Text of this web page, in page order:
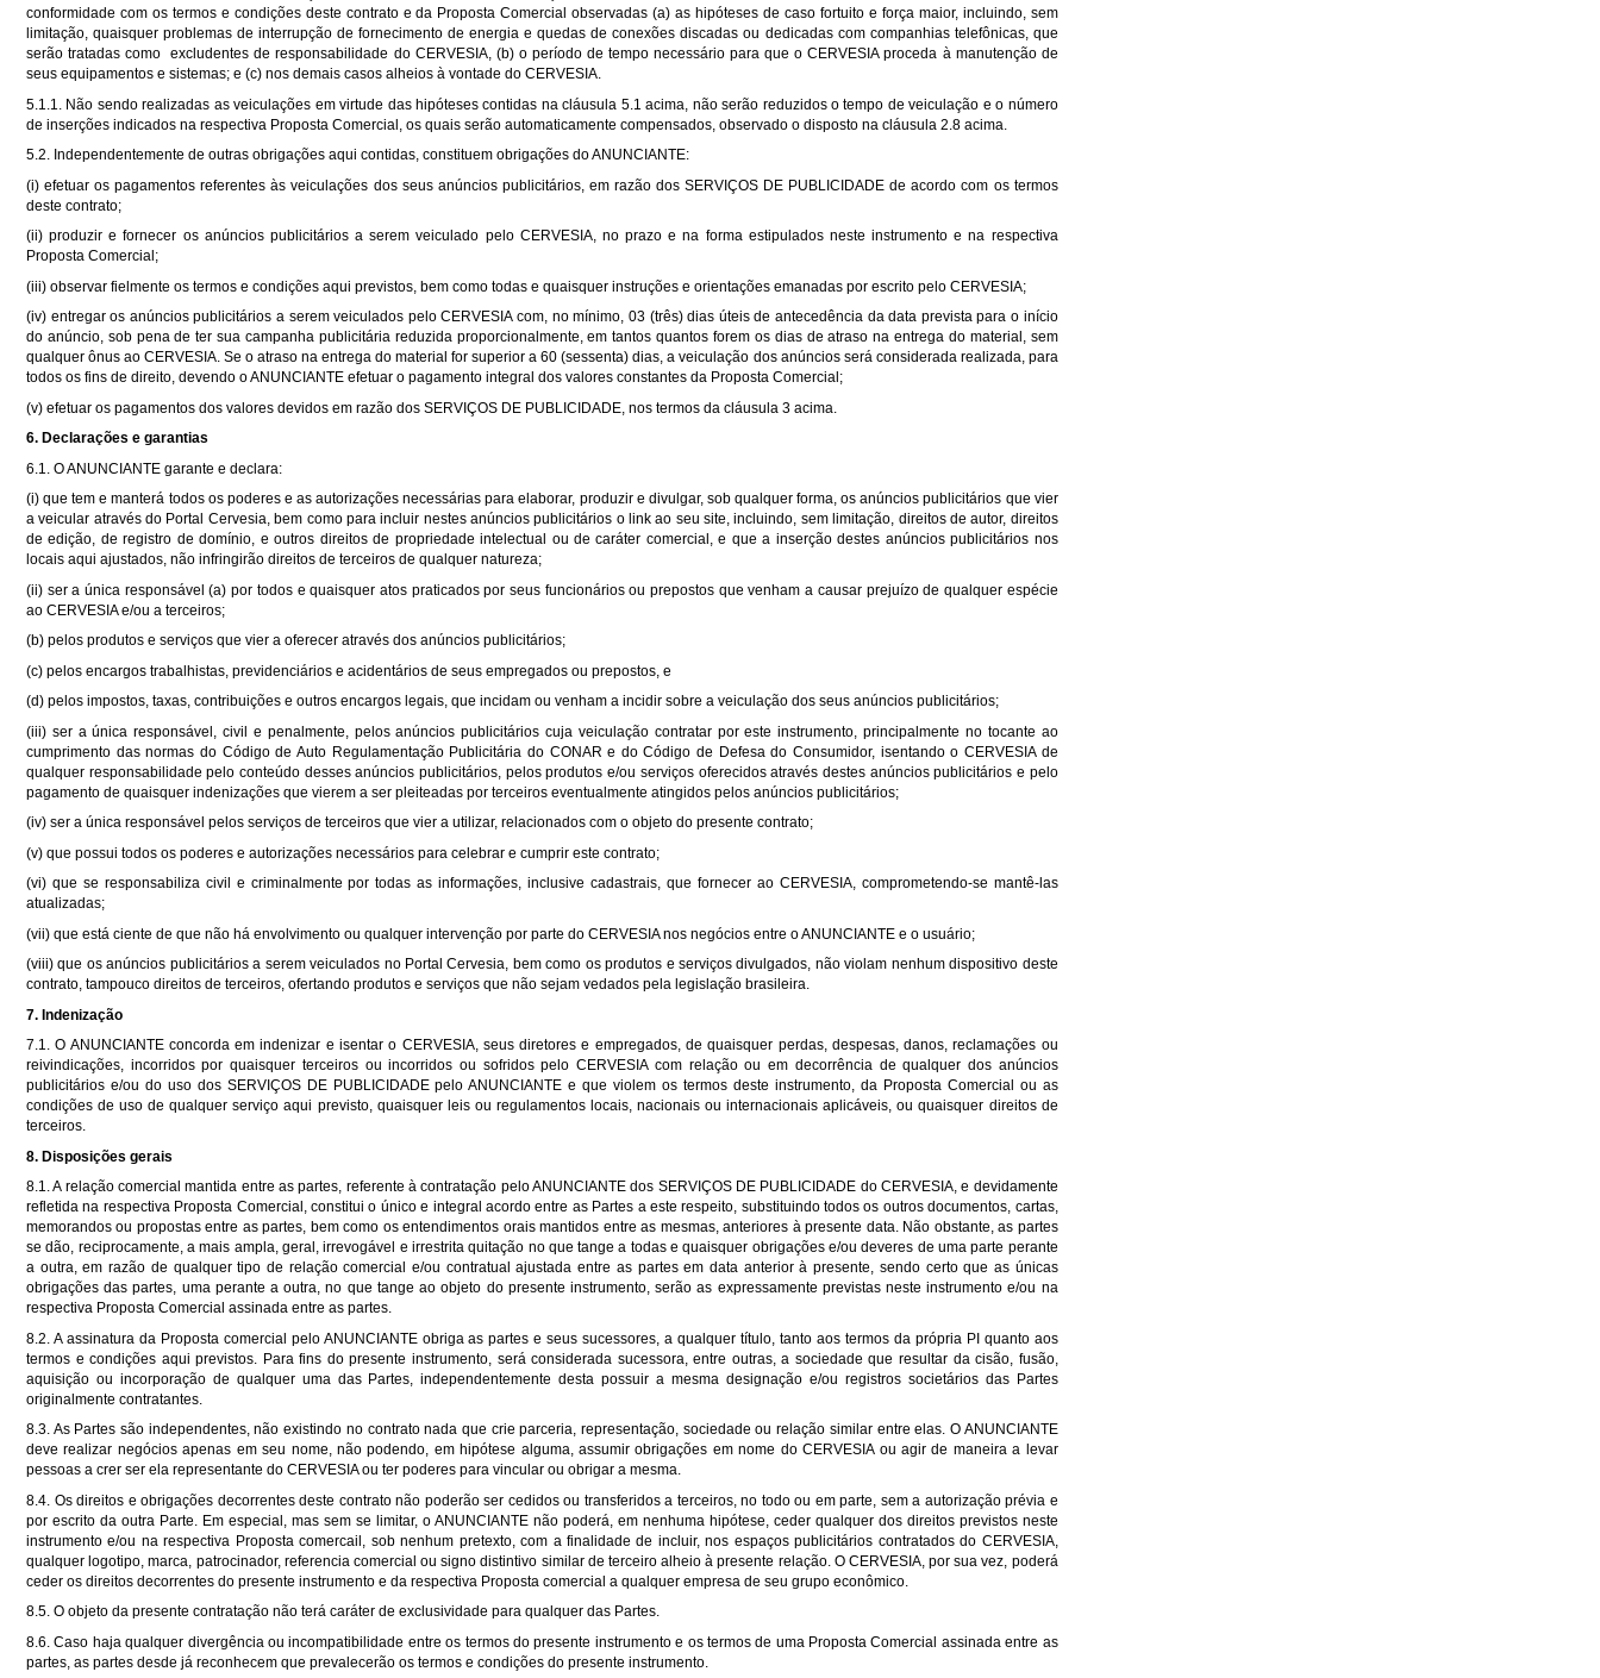
conformidade com os termos e condições deste contrato e da Proposta Comercial observadas (a) as hipóteses de caso fortuito e força maior, incluindo, sem
limitação, quaisquer problemas de interrupção de fornecimento de energia e quedas de conexões discadas ou dedicadas com companhias telefônicas, que
serão tratadas como excludentes de responsabilidade do CERVESIA, (b) o período de tempo necessário para que o CERVESIA proceda à manutenção de
seus equipamentos e sistemas; e (c) nos demais casos alheios à vontade do CERVESIA.
5.1.1. Não sendo realizadas as veiculações em virtude das hipóteses contidas na cláusula 5.1 acima, não serão reduzidos o tempo de veiculação e o número
de inserções indicados na respectiva Proposta Comercial, os quais serão automaticamente compensados, observado o disposto na cláusula 2.8 acima.
5.2. Independentemente de outras obrigações aqui contidas, constituem obrigações do ANUNCIANTE:
(i) efetuar os pagamentos referentes às veiculações dos seus anúncios publicitários, em razão dos SERVIÇOS DE PUBLICIDADE de acordo com os termos
deste contrato;
(ii) produzir e fornecer os anúncios publicitários a serem veiculado pelo CERVESIA, no prazo e na forma estipulados neste instrumento e na respectiva
Proposta Comercial;
(iii) observar fielmente os termos e condições aqui previstos, bem como todas e quaisquer instruções e orientações emanadas por escrito pelo CERVESIA;
(iv) entregar os anúncios publicitários a serem veiculados pelo CERVESIA com, no mínimo, 03 (três) dias úteis de antecedência da data prevista para o início
do anúncio, sob pena de ter sua campanha publicitária reduzida proporcionalmente, em tantos quantos forem os dias de atraso na entrega do material, sem
qualquer ônus ao CERVESIA. Se o atraso na entrega do material for superior a 60 (sessenta) dias, a veiculação dos anúncios será considerada realizada, para
todos os fins de direito, devendo o ANUNCIANTE efetuar o pagamento integral dos valores constantes da Proposta Comercial;
(v) efetuar os pagamentos dos valores devidos em razão dos SERVIÇOS DE PUBLICIDADE, nos termos da cláusula 3 acima.
6. Declarações e garantias
6.1. O ANUNCIANTE garante e declara:
(i) que tem e manterá todos os poderes e as autorizações necessárias para elaborar, produzir e divulgar, sob qualquer forma, os anúncios publicitários que vier
a veicular através do Portal Cervesia, bem como para incluir nestes anúncios publicitários o link ao seu site, incluindo, sem limitação, direitos de autor, direitos
de edição, de registro de domínio, e outros direitos de propriedade intelectual ou de caráter comercial, e que a inserção destes anúncios publicitários nos
locais aqui ajustados, não infringirão direitos de terceiros de qualquer natureza;
(ii) ser a única responsável (a) por todos e quaisquer atos praticados por seus funcionários ou prepostos que venham a causar prejuízo de qualquer espécie
ao CERVESIA e/ou a terceiros;
(b) pelos produtos e serviços que vier a oferecer através dos anúncios publicitários;
(c) pelos encargos trabalhistas, previdenciários e acidentários de seus empregados ou prepostos, e
(d) pelos impostos, taxas, contribuições e outros encargos legais, que incidam ou venham a incidir sobre a veiculação dos seus anúncios publicitários;
(iii) ser a única responsável, civil e penalmente, pelos anúncios publicitários cuja veiculação contratar por este instrumento, principalmente no tocante ao
cumprimento das normas do Código de Auto Regulamentação Publicitária do CONAR e do Código de Defesa do Consumidor, isentando o CERVESIA de
qualquer responsabilidade pelo conteúdo desses anúncios publicitários, pelos produtos e/ou serviços oferecidos através destes anúncios publicitários e pelo
pagamento de quaisquer indenizações que vierem a ser pleiteadas por terceiros eventualmente atingidos pelos anúncios publicitários;
(iv) ser a única responsável pelos serviços de terceiros que vier a utilizar, relacionados com o objeto do presente contrato;
(v) que possui todos os poderes e autorizações necessários para celebrar e cumprir este contrato;
(vi) que se responsabiliza civil e criminalmente por todas as informações, inclusive cadastrais, que fornecer ao CERVESIA, comprometendo-se mantê-las
atualizadas;
(vii) que está ciente de que não há envolvimento ou qualquer intervenção por parte do CERVESIA nos negócios entre o ANUNCIANTE e o usuário;
(viii) que os anúncios publicitários a serem veiculados no Portal Cervesia, bem como os produtos e serviços divulgados, não violam nenhum dispositivo deste
contrato, tampouco direitos de terceiros, ofertando produtos e serviços que não sejam vedados pela legislação brasileira.
7. Indenização
7.1. O ANUNCIANTE concorda em indenizar e isentar o CERVESIA, seus diretores e empregados, de quaisquer perdas, despesas, danos, reclamações ou
reivindicações, incorridos por quaisquer terceiros ou incorridos ou sofridos pelo CERVESIA com relação ou em decorrência de qualquer dos anúncios
publicitários e/ou do uso dos SERVIÇOS DE PUBLICIDADE pelo ANUNCIANTE e que violem os termos deste instrumento, da Proposta Comercial ou as
condições de uso de qualquer serviço aqui previsto, quaisquer leis ou regulamentos locais, nacionais ou internacionais aplicáveis, ou quaisquer direitos de
terceiros.
8. Disposições gerais
8.1. A relação comercial mantida entre as partes, referente à contratação pelo ANUNCIANTE dos SERVIÇOS DE PUBLICIDADE do CERVESIA, e devidamente
refletida na respectiva Proposta Comercial, constitui o único e integral acordo entre as Partes a este respeito, substituindo todos os outros documentos, cartas,
memorandos ou propostas entre as partes, bem como os entendimentos orais mantidos entre as mesmas, anteriores à presente data. Não obstante, as partes
se dão, reciprocamente, a mais ampla, geral, irrevogável e irrestrita quitação no que tange a todas e quaisquer obrigações e/ou deveres de uma parte perante
a outra, em razão de qualquer tipo de relação comercial e/ou contratual ajustada entre as partes em data anterior à presente, sendo certo que as únicas
obrigações das partes, uma perante a outra, no que tange ao objeto do presente instrumento, serão as expressamente previstas neste instrumento e/ou na
respectiva Proposta Comercial assinada entre as partes.
8.2. A assinatura da Proposta comercial pelo ANUNCIANTE obriga as partes e seus sucessores, a qualquer título, tanto aos termos da própria PI quanto aos
termos e condições aqui previstos. Para fins do presente instrumento, será considerada sucessora, entre outras, a sociedade que resultar da cisão, fusão,
aquisição ou incorporação de qualquer uma das Partes, independentemente desta possuir a mesma designação e/ou registros societários das Partes
originalmente contratantes.
8.3. As Partes são independentes, não existindo no contrato nada que crie parceria, representação, sociedade ou relação similar entre elas. O ANUNCIANTE
deve realizar negócios apenas em seu nome, não podendo, em hipótese alguma, assumir obrigações em nome do CERVESIA ou agir de maneira a levar
pessoas a crer ser ela representante do CERVESIA ou ter poderes para vincular ou obrigar a mesma.
8.4. Os direitos e obrigações decorrentes deste contrato não poderão ser cedidos ou transferidos a terceiros, no todo ou em parte, sem a autorização prévia e
por escrito da outra Parte. Em especial, mas sem se limitar, o ANUNCIANTE não poderá, em nenhuma hipótese, ceder qualquer dos direitos previstos neste
instrumento e/ou na respectiva Proposta comercail, sob nenhum pretexto, com a finalidade de incluir, nos espaços publicitários contratados do CERVESIA,
qualquer logotipo, marca, patrocinador, referencia comercial ou signo distintivo similar de terceiro alheio à presente relação. O CERVESIA, por sua vez, poderá
ceder os direitos decorrentes do presente instrumento e da respectiva Proposta comercial a qualquer empresa de seu grupo econômico.
8.5. O objeto da presente contratação não terá caráter de exclusividade para qualquer das Partes.
8.6. Caso haja qualquer divergência ou incompatibilidade entre os termos do presente instrumento e os termos de uma Proposta Comercial assinada entre as
partes, as partes desde já reconhecem que prevalecerão os termos e condições do presente instrumento.